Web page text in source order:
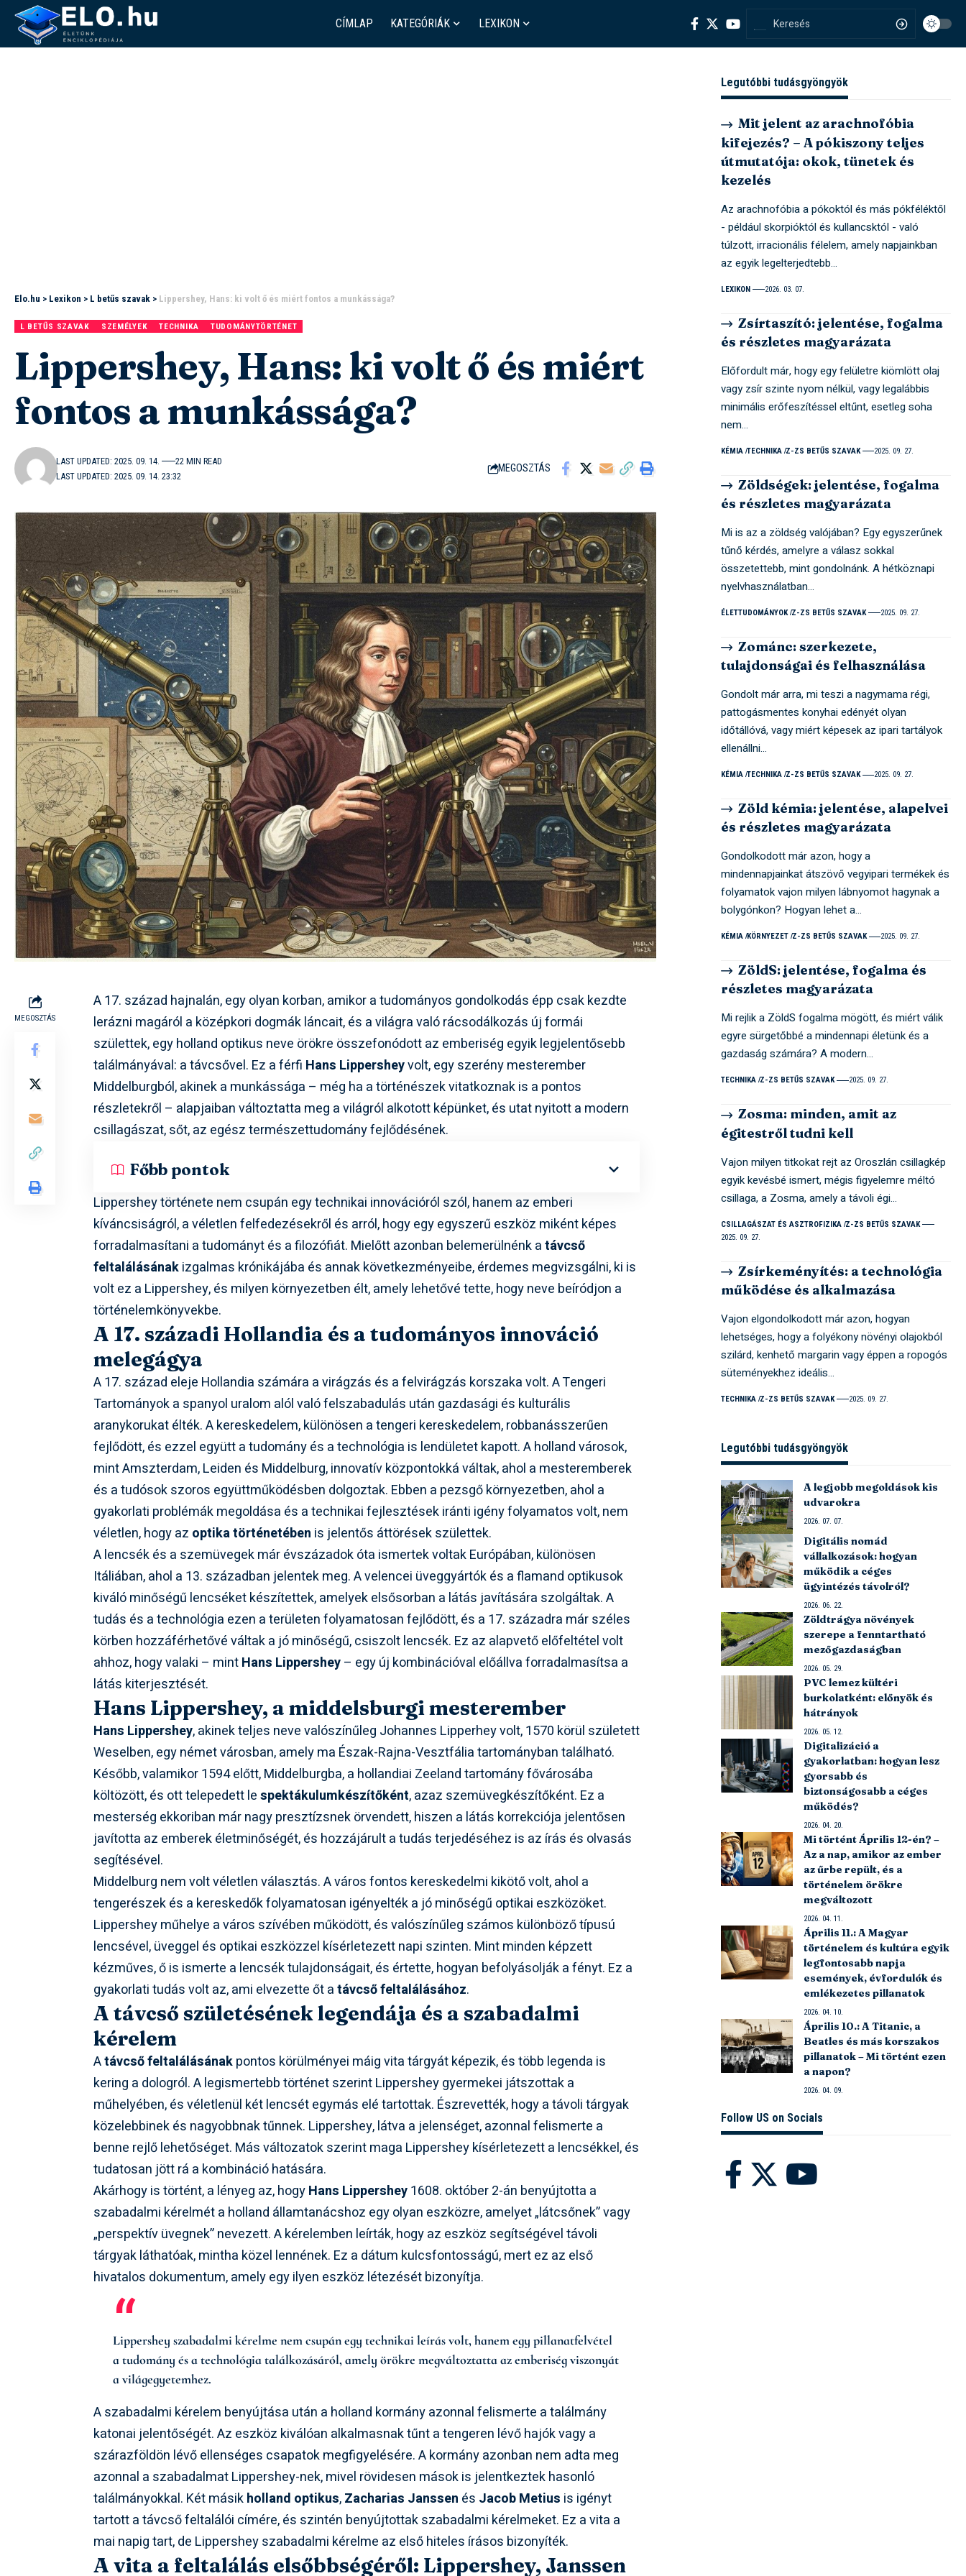
CÍMLAP KATEGÓRIÁK LEXIKON
Elo.hu > Lexikon > L betűs szavak > Lippershey, Hans: ki volt ő és miért fontos a munkássága?
L BETŰS SZAVAK SZEMÉLYEK TECHNIKA TUDOMÁNYTÖRTÉNET
Lippershey, Hans: ki volt ő és miért
fontos a munkássága?
LAST UPDATED: 2025. 09. 14. 23:32
LAST UPDATED: 2025. 09. 14. 22 MIN READ
MEGOSZTÁS
MEGOSZTÁS
A 17. század hajnalán, egy olyan korban, amikor a tudományos gondolkodás épp csak kezdte
lerázni magáról a középkori dogmák láncait, és a világra való rácsodálkozás új formái
születtek, egy holland optikus neve örökre összefonódott az emberiség egyik legjelentősebb
találmányával: a távcsővel. Ez a férfi Hans Lippersheyvolt, egy szerény mesterember
Middelburgból, akinek a munkássága – még ha a történészek vitatkoznak is a pontos
részletekről – alapjaiban változtatta meg a világról alkotott képünket, és utat nyitott a modern
csillagászat, sőt, az egész természettudomány fejlődésének.
Főbb pontok
Lippershey története nem csupán egy technikai innovációról szól, hanem az emberi
kíváncsiságról, a véletlen felfedezésekről és arról, hogy egy egyszerű eszköz miként képes
forradalmasítani a tudományt és a filozófiát. Mielőtt azonban belemerülnénk atávcső
feltalálásánakizgalmas krónikájába és annak következményeibe, érdemes megvizsgálni, ki is
volt ez a Lippershey, és milyen környezetben élt, amely lehetővé tette, hogy neve beíródjon a
történelemkönyvekbe.
A 17. századi Hollandia és a tudományos innováció
melegágya
A 17. század eleje Hollandia számára a virágzás és a felvirágzás korszaka volt. A Tengeri
Tartományok a spanyol uralom alól való felszabadulás után gazdasági és kulturális
aranykorukat élték. A kereskedelem, különösen a tengeri kereskedelem, robbanásszerűen
fejlődött, és ezzel együtt a tudomány és a technológia is lendületet kapott. A holland városok,
mint Amszterdam, Leiden és Middelburg, innovatív központokká váltak, ahol a mesteremberek
és a tudósok szoros együttműködésben dolgoztak. Ebben a pezsgő környezetben, ahol a
gyakorlati problémák megoldása és a technikai fejlesztések iránti igény folyamatos volt, nem
véletlen, hogy az optika történetében is jelentős áttörések születtek.
A lencsék és a szemüvegek már évszázadok óta ismertek voltak Európában, különösen
Itáliában, ahol a 13. században jelentek meg. A velencei üveggyártók és a flamand optikusok
kiváló minőségű lencséket készítettek, amelyek elsősorban a látás javítására szolgáltak. A
tudás és a technológia ezen a területen folyamatosan fejlődött, és a 17. századra már széles
körben hozzáférhetővé váltak a jó minőségű, csiszolt lencsék. Ez az alapvető előfeltétel volt
ahhoz, hogy valaki – mintHans Lippershey– egy új kombinációval előállva forradalmasítsa a
látás kiterjesztését.
Hans Lippershey, a middelsburgi mesterember
Hans Lippershey, akinek teljes neve valószínűleg Johannes Lipperhey volt, 1570 körül született
Weselben, egy német városban, amely ma Észak-Rajna-Vesztfália tartományban található.
Később, valamikor 1594 előtt, Middelburgba, a hollandiai Zeeland tartomány fővárosába
költözött, és ott telepedett lespektákulumkészítőként, azaz szemüvegkészítőként. Ez a
mesterség ekkoriban már nagy presztízsnek örvendett, hiszen a látás korrekciója jelentősen
javította az emberek életminőségét, és hozzájárult a tudás terjedéséhez is az írás és olvasás
segítésével.
Middelburg nem volt véletlen választás. A város fontos kereskedelmi kikötő volt, ahol a
tengerészek és a kereskedők folyamatosan igényelték a jó minőségű optikai eszközöket.
Lippershey műhelye a város szívében működött, és valószínűleg számos különböző típusú
lencsével, üveggel és optikai eszközzel kísérletezett napi szinten. Mint minden képzett
kézműves, ő is ismerte a lencsék tulajdonságait, és értette, hogyan befolyásolják a fényt. Ez a
gyakorlati tudás volt az, ami elvezette őt atávcső feltalálásához.
A távcső születésének legendája és a szabadalmi
kérelem
Atávcső feltalálásánakpontos körülményei máig vita tárgyát képezik, és több legenda is
kering a dologról. A legismertebb történet szerint Lippershey gyermekei játszottak a
műhelyében, és véletlenül két lencsét egymás elé tartottak. Észrevették, hogy a távoli tárgyak
közelebbinek és nagyobbnak tűnnek. Lippershey, látva a jelenséget, azonnal felismerte a
benne rejlő lehetőséget. Más változatok szerint maga Lippershey kísérletezett a lencsékkel, és
tudatosan jött rá a kombináció hatására.
Akárhogy is történt, a lényeg az, hogyHans Lippershey1608. október 2-án benyújtotta a
szabadalmi kérelmét a holland államtanácshoz egy olyan eszközre, amelyet „látcsőnek” vagy
„perspektív üvegnek” nevezett. A kérelemben leírták, hogy az eszköz segítségével távoli
tárgyak láthatóak, mintha közel lennének. Ez a dátum kulcsfontosságú, mert ez az első
hivatalos dokumentum, amely egy ilyen eszköz létezését bizonyítja.
Lippershey szabadalmi kérelme nem csupán egy technikai leírás volt, hanem egy pillanatfelvétel
a tudomány és a technológia találkozásáról, amely örökre megváltoztatta az emberiség viszonyát
a világegyetemhez.
A szabadalmi kérelem benyújtása után a holland kormány azonnal felismerte a találmány
katonai jelentőségét. Az eszköz kiválóan alkalmasnak tűnt a tengeren lévő hajók vagy a
szárazföldön lévő ellenséges csapatok megfigyelésére. A kormány azonban nem adta meg
azonnal a szabadalmat Lippershey-nek, mivel rövidesen mások is jelentkeztek hasonló
találmányokkal. Két másikholland optikus,Zacharias Janssen és Jacob Metius is igényt
tartott a távcső feltalálói címére, és szintén benyújtottak szabadalmi kérelmeket. Ez a vita a
mai napig tart, de Lippershey szabadalmi kérelme az első hiteles írásos bizonyíték.
A vita a feltalálás elsőbbségéről: Lippershey, Janssen
Legutóbbi tudásgyöngyök
Mit jelent az arachnofóbia
kifejezés? – A pókiszony teljes
útmutatója: okok, tünetek és
kezelés
Az arachnofóbia a pókoktól és más pókféléktől
- például skorpióktól és kullancsktól - való
túlzott, irracionális félelem, amely napjainkban
az egyik legelterjedtebb…
LEXIKON 2026. 03. 07.
Zsírtaszító: jelentése, fogalma
és részletes magyarázata
Előfordult már, hogy egy felületre kiömlött olaj
vagy zsír szinte nyom nélkül, vagy legalábbis
minimális erőfeszítéssel eltűnt, esetleg soha
nem…
KÉMIA TECHNIKA Z-ZS BETŰS SZAVAK 2025. 09. 27.
Zöldségek: jelentése, fogalma
és részletes magyarázata
Mi is az a zöldség valójában? Egy egyszerűnek
tűnő kérdés, amelyre a válasz sokkal
összetettebb, mint gondolnánk. A hétköznapi
nyelvhasználatban…
ÉLETTUDOMÁNYOK Z-ZS BETŰS SZAVAK 2025. 09. 27.
Zománc: szerkezete,
tulajdonságai és felhasználása
Gondolt már arra, mi teszi a nagymama régi,
pattogásmentes konyhai edényét olyan
időtállóvá, vagy miért képesek az ipari tartályok
ellenállni…
KÉMIA TECHNIKA Z-ZS BETŰS SZAVAK 2025. 09. 27.
Zöld kémia: jelentése, alapelvei
és részletes magyarázata
Gondolkodott már azon, hogy a
mindennapjainkat átszövő vegyipari termékek és
folyamatok vajon milyen lábnyomot hagynak a
bolygónkon? Hogyan lehet a…
KÉMIA KÖRNYEZET Z-ZS BETŰS SZAVAK 2025. 09. 27.
ZöldS: jelentése, fogalma és
részletes magyarázata
Mi rejlik a ZöldS fogalma mögött, és miért válik
egyre sürgetőbbé a mindennapi életünk és a
gazdaság számára? A modern…
TECHNIKA Z-ZS BETŰS SZAVAK 2025. 09. 27.
Zosma: minden, amit az
égitestről tudni kell
Vajon milyen titkokat rejt az Oroszlán csillagkép
egyik kevésbé ismert, mégis figyelemre méltó
csillaga, a Zosma, amely a távoli égi…
CSILLAGÁSZAT ÉS ASZTROFIZIKA Z-ZS BETŰS SZAVAK
2025. 09. 27.
Zsírkeményítés: a technológia
működése és alkalmazása
Vajon elgondolkodott már azon, hogyan
lehetséges, hogy a folyékony növényi olajokból
szilárd, kenhető margarin vagy éppen a ropogós
süteményekhez ideális…
TECHNIKA Z-ZS BETŰS SZAVAK 2025. 09. 27.
Legutóbbi tudásgyöngyök
A legjobb megoldások kis
udvarokra
2026. 07. 07.
Digitális nomád
vállalkozások: hogyan
működik a céges
ügyintézés távolról?
2026. 06. 22.
Zöldtrágya növények
szerepe a fenntartható
mezőgazdaságban
2026. 05. 29.
PVC lemez kültéri
burkolatként: előnyök és
hátrányok
2026. 05. 12.
Digitalizáció a
gyakorlatban: hogyan lesz
gyorsabb és
biztonságosabb a céges
működés?
2026. 04. 20.
Mi történt Április 12-én? –
Az a nap, amikor az ember
az űrbe repült, és a
történelem örökre
megváltozott
2026. 04. 11.
Április 11.: A Magyar
történelem és kultúra egyik
legfontosabb napja
események, évfordulók és
emlékezetes pillanatok
2026. 04. 10.
Április 10.: A Titanic, a
Beatles és más korszakos
pillanatok – Mi történt ezen
a napon?
2026. 04. 09.
Follow US on Socials